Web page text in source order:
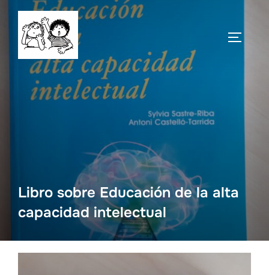
Saltar
contenido
Libro sobre Educación de la alta
capacidad intelectual